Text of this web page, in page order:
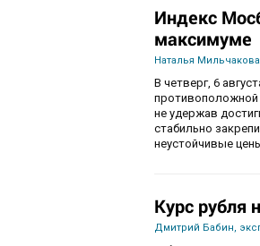
Индекс
максимуме
Наталья
В четверг, 6
противоположной
не удержав
стабильно
неустойчивые
Курс рубля
Дмитрий Бабин,